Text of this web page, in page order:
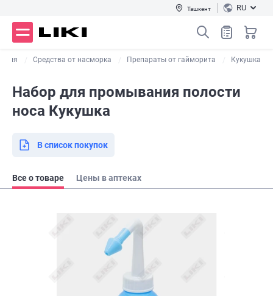
Ташкент RU
Средства от насморка Препараты от гайморита Кукушка
Набор для промывания полости
носа Кукушка
В список покупок
Все о товаре Цены в аптеках